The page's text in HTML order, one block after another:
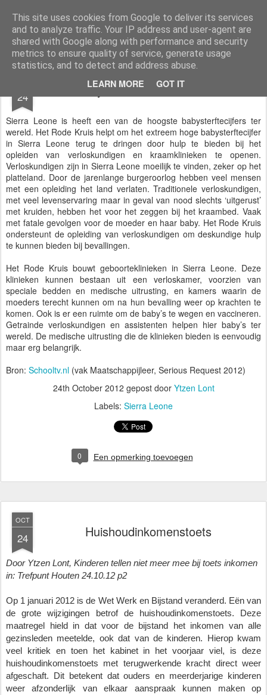
This site uses cookies from Google to deliver its services
and to analyze traffic. Your IP address and user-agent are
shared with Google along with performance and security
metrics to ensure quality of service, generate usage
statistics, and to detect and address abuse.
LEARN MORE GOT IT
Styloblog Stylo is secretariaat en tekstredactie Ytzen Lont
Pages
24 Babysterfte in Sierra Leone
Sierra Leone is heeft een van de hoogste babysterftecijfers ter
wereld. Het Rode Kruis helpt om het extreem hoge babysterftecijfer
in Sierra Leone terug te dringen door hulp te bieden bij het
opleiden van verloskundigen en kraamklinieken te openen.
Verloskundigen zijn in Sierra Leone moeilijk te vinden, zeker op het
platteland. Door de jarenlange burgeroorlog hebben veel mensen
met een opleiding het land verlaten. Traditionele verloskundigen,
met veel levenservaring maar in geval van nood slechts ‘uitgerust’
met kruiden, hebben het voor het zeggen bij het kraambed. Vaak
met fatale gevolgen voor de moeder en haar baby. Het Rode Kruis
ondersteunt de opleiding van verloskundigen om deskundige hulp
te kunnen bieden bij bevallingen.
Het Rode Kruis bouwt geboorteklinieken in Sierra Leone. Deze
klinieken kunnen bestaan uit een verloskamer, voorzien van
speciale bedden en medische uitrusting, en kamers waarin de
moeders terecht kunnen om na hun bevalling weer op krachten te
komen. Ook is er een ruimte om de baby’s te wegen en vaccineren.
Getrainde verloskundigen en assistenten helpen hier baby’s ter
wereld. De medische uitrusting die de klinieken bieden is eenvoudig
maar erg belangrijk.
Bron: Schooltv.nl (vak Maatschappijleer, Serious Request 2012)
24th October 2012 gepost door Ytzen Lont
Labels: Sierra Leone
0 Een opmerking toevoegen
OCT
24 Huishoudinkomenstoets
Door Ytzen Lont, Kinderen tellen niet meer mee bij toets inkomen
in: Trefpunt Houten 24.10.12 p2
Op 1 januari 2012 is de Wet Werk en Bijstand veranderd. Eën van
de grote wijzigingen betrof de huishoudinkomenstoets. Deze
maatregel hield in dat voor de bijstand het inkomen van alle
gezinsleden meetelde, ook dat van de kinderen. Hierop kwam
veel kritiek en toen het kabinet in het voorjaar viel, is deze
huishoudinkomenstoets met terugwerkende kracht direct weer
afgeschaft. Dit betekent dat ouders en meerderjarige kinderen
weer afzonderlijk van elkaar aanspraak kunnen maken op